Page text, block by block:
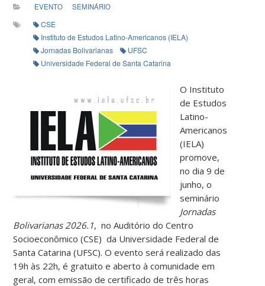
EVENTO SEMINÁRIO
CSE
Instituto de Estudos Latino-Americanos (IELA)
Jornadas Bolivarianas
UFSC
Universidade Federal de Santa Catarina
O Instituto
de Estudos
Latino-
Americanos
(IELA)
promove,
no dia 9 de
junho, o
seminário
Jornadas
Bolivarianas 2026.1, no Auditório do Centro
Socioeconômico (CSE) da Universidade Federal de
Santa Catarina (UFSC). O evento será realizado das
19h às 22h, é gratuito e aberto à comunidade em
geral, com emissão de certificado de três horas